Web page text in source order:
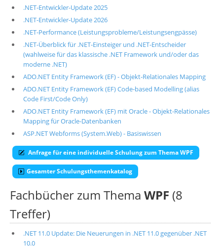
.NET-Entwickler-Update 2025
.NET-Entwickler-Update 2026
.NET-Performance (Leistungsprobleme/Leistungsengpässe)
.NET-Überblick für .NET-Einsteiger und .NET-Entscheider
(wahlweise für das klassische .NET Framework und/oder das
moderne .NET)
ADO.NET Entity Framework (EF) - Objekt-Relationales Mapping
ADO.NET Entity Framework (EF) Code-based Modelling (alias
Code First/Code Only)
ADO.NET Entity Framework (EF) mit Oracle - Objekt-Relationales
Mapping für Oracle-Datenbanken
ASP.NET Webforms (System.Web) - Basiswissen
Anfrage für eine individuelle Schulung zum Thema WPF
Gesamter Schulungsthemenkatalog
Fachbücher zum Thema WPF (8
Treffer)
.NET 11.0 Update: Die Neuerungen in .NET 11.0 gegenüber .NET
10.0